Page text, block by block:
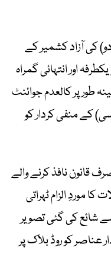
کی آزاد کشمیر کے
اور انتہائی گمراہ
طور پر کالعدم جوائنٹ
کے منفی کردار کو
قانون نافذ کرنے والے
کا موردِ الزام ٹہراتی
شائع کی گئی تصویر
عناصر کو روڈ بلاک پر